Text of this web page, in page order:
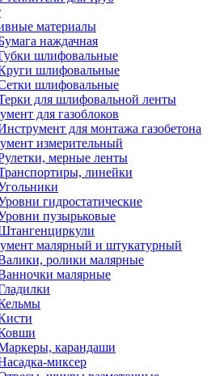
материалы
наждачная
шлифовальные
шлифовальные
шлифовальные
для шлифовальной ленты
для газоблоков
для монтажа газобетона
измерительный
мерные ленты
линейки
гидростатические
пузырьковые
малярный и штукатурный
ролики малярные
малярные
карандаши
миксер